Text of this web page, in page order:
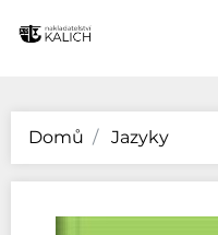
Domů Jazyky